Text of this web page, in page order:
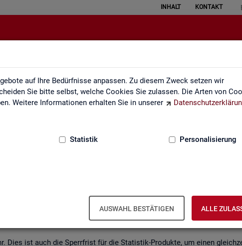
auf Ihre Bedürfnisse anpassen. Zu diesem Zweck setzen wir
Sie bitte selbst, welche Cookies Sie zulassen. Die Arten von
Weitere Informationen erhalten Sie in unserer
Statistik Personalisierung
AUSWAHL BESTÄTIGEN ALLE
INHALT KONTAKT
Ver­öf­fent­li­chungs­ka­len­der
den Ar­beits­markt in Deutsch­land und in den Re­gio­nen er­fol­gen an
Dies ist auch die Sperr­frist für die Sta­tis­tik-Pro­duk­te, um einen